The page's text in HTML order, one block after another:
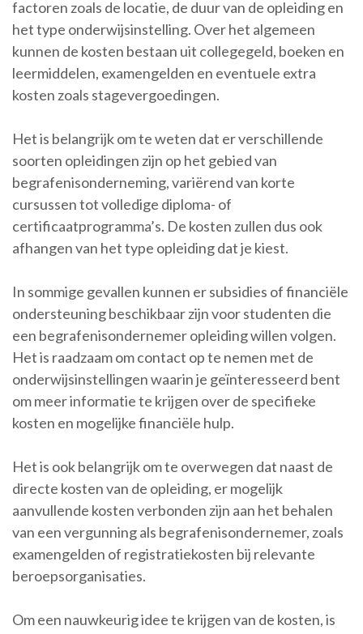
factoren zoals de locatie, de duur van de opleiding en
het type onderwijsinstelling. Over het algemeen
kunnen de kosten bestaan uit collegegeld, boeken en
leermiddelen, examengelden en eventuele extra
kosten zoals stagevergoedingen.
Het is belangrijk om te weten dat er verschillende
soorten opleidingen zijn op het gebied van
begrafenisonderneming, variërend van korte
cursussen tot volledige diploma- of
certificaatprogramma’s. De kosten zullen dus ook
afhangen van het type opleiding dat je kiest.
In sommige gevallen kunnen er subsidies of financiële
ondersteuning beschikbaar zijn voor studenten die
een begrafenisondernemer opleiding willen volgen.
Het is raadzaam om contact op te nemen met de
onderwijsinstellingen waarin je geïnteresseerd bent
om meer informatie te krijgen over de specifieke
kosten en mogelijke financiële hulp.
Het is ook belangrijk om te overwegen dat naast de
directe kosten van de opleiding, er mogelijk
aanvullende kosten verbonden zijn aan het behalen
van een vergunning als begrafenisondernemer, zoals
examengelden of registratiekosten bij relevante
beroepsorganisaties.
Om een nauwkeurig idee te krijgen van de kosten, is